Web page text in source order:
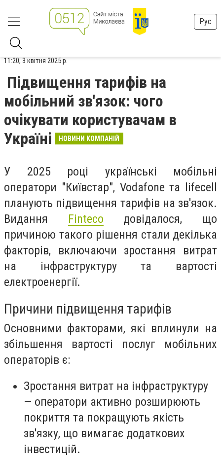
Рус
11:20, 3 квітня 2025 р.
Підвищення тарифів на
мобільний зв'язок: чого
очікувати користувачам в
Україні
НОВИНИ КОМПАНІЙ
У 2025 році українські мобільні
оператори "Київстар", Vodafone та lifecell
планують підвищення тарифів на зв'язок.
Видання Finteco довідалося, що
причиною такого рішення стали декілька
факторів, включаючи зростання витрат
на інфраструктуру та вартості
електроенергії.
Причини підвищення тарифів
Основними факторами, які вплинули на
збільшення вартості послуг мобільних
операторів є:
Зростання витрат на інфраструктуру
— оператори активно розширюють
покриття та покращують якість
зв'язку, що вимагає додаткових
інвестицій.